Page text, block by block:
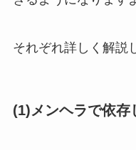
それぞれ詳しく解説
(1)メンヘラで依存